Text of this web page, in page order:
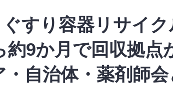
ぐすり容器リサイク
約9か月で回収拠点
自治体・薬剤師